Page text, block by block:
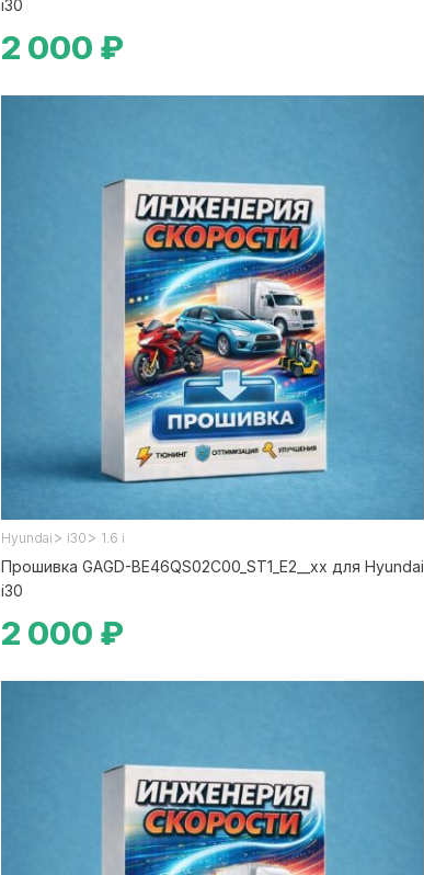
i30
2 000 ₽
Hyundai > i30 > 1.6 i
Прошивка GAGD-BE46QS02C00_ST1_E2__xx для Hyundai
i30
2 000 ₽